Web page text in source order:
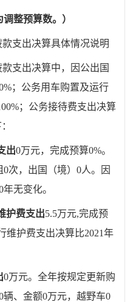
整预算数。）
款支出决算具体情况说明
支出决算中，因公出国
%；公务用车购置及运行
%；公务接待费支出决算
出0万元， 完成预算0%。
0次，出国（境）0人。因
年无变化。
护费支出5.5万元,完成预
维护费支出决算比2021年
0万元。全年按规定更新购
辆、金额0万元，越野车0